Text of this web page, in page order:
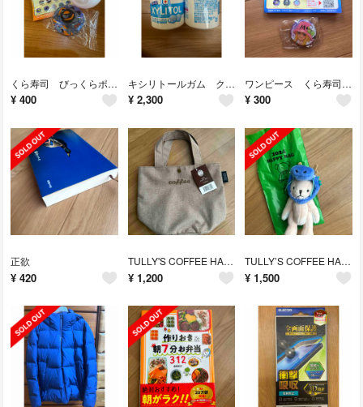
くら寿司 びっくらポン
¥ 400
キシリトールガム クリアミント ボトル 歯科専用
¥ 2,300
ワンピース くら寿司オリジナルマグネット
¥ 300
正欲
¥ 420
TULLY'S COFFEE HAPPY BAG
¥ 1,200
TULLY’S COFFEE HAPPYBAG テディ 2024
¥ 1,500